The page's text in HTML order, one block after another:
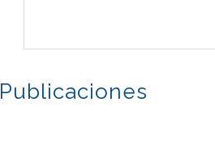
Publicaciones